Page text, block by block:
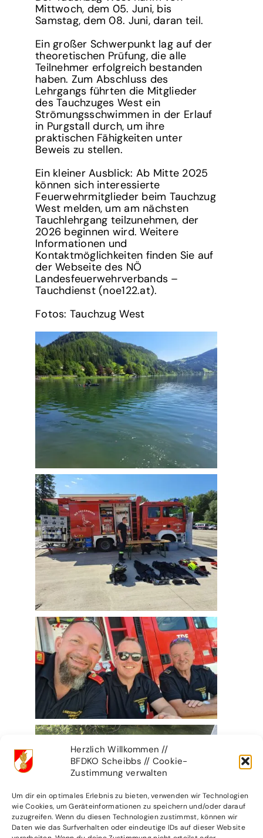
Herzlich Willkommen //
BFDKO Scheibbs // Cookie-
Zustimmung verwalten
Um dir ein optimales Erlebnis zu bieten, verwenden wir Technologien
wie Cookies, um Geräteinformationen zu speichern und/oder darauf
zuzugreifen. Wenn du diesen Technologien zustimmst, können wir
Daten wie das Surfverhalten oder eindeutige IDs auf dieser Website
Mittwoch, dem 05. Juni, bis
Samstag, dem 08. Juni, daran teil.
Ein großer Schwerpunkt lag auf der
theoretischen Prüfung, die alle
Teilnehmer erfolgreich bestanden
haben. Zum Abschluss des
Lehrgangs führten die Mitglieder
des Tauchzuges West ein
Strömungsschwimmen in der Erlauf
in Purgstall durch, um ihre
praktischen Fähigkeiten unter
Beweis zu stellen.
Ein kleiner Ausblick: Ab Mitte 2025
können sich interessierte
Feuerwehrmitglieder beim Tauchzug
West melden, um am nächsten
Tauchlehrgang teilzunehmen, der
2026 beginnen wird. Weitere
Informationen und
Kontaktmöglichkeiten finden Sie auf
der Webseite des NÖ
Landesfeuerwehrverbands –
Tauchdienst (noe122.at).
Fotos: Tauchzug West